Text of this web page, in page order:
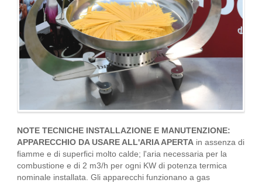
NOTE TECNICHE INSTALLAZIONE E MANUTENZIONE:
APPARECCHIO DA USARE ALL'ARIA APERTAin assenza di
ﬁamme e di superﬁci molto calde; l'aria necessaria per la
combustione e di 2 m3/h per ogni KW di potenza termica
nominale installata. Gli apparecchi funzionano a gas